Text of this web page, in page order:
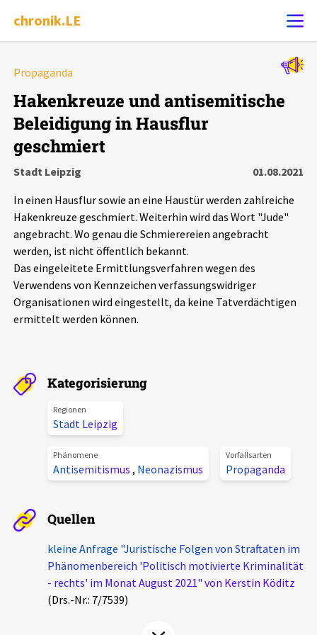
chronik.LE
Chronik
Dossiers
Schlaglichter
Phänomene
Alle Beiträge
Pressemitteilungen
Podcasts
Über uns
Projektbeschreibung
Unterstützer_innen
chronik.LE in der Presse
Propaganda
Hakenkreuze und antisemitische
Beleidigung in Hausflur
geschmiert
Stadt Leipzig
01.08.2021
In einen Hausflur sowie an eine Haustür werden zahlreiche
Hakenkreuze geschmiert. Weiterhin wird das Wort "Jude"
angebracht. Wo genau die Schmierereien angebracht
werden, ist nicht öffentlich bekannt.
Das eingeleitete Ermittlungsverfahren wegen des
Verwendens von Kennzeichen verfassungswidriger
Organisationen wird eingestellt, da keine Tatverdächtigen
ermittelt werden können.
Kategorisierung
Regionen
Stadt Leipzig
Phänomene
Antisemitismus , Neonazismus
Vorfallsarten
Propaganda
Quellen
kleine Anfrage "Juristische Folgen von Straftaten im
Phänomenbereich 'Politisch motivierte Kriminalität
- rechts' im Monat August 2021" von Kerstin Köditz
(Drs.-Nr.: 7/7539)
Alle Ereignisse
Ereignisse
Ereignisse Statistik
Filter Erklärungen